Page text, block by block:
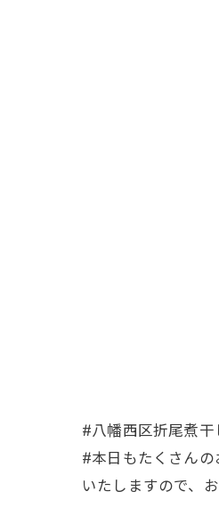
#八幡西区折尾煮
#本日もたくさん
いたしますので、